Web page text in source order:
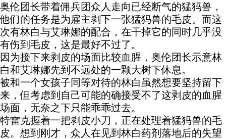
奥伦团长带着佣兵团众人走向已经断气的猛犸兽，
他们的任务是为雇主剥下一张猛犸兽的毛皮。而这
次有林白与艾琳娜的配合，在干掉它的同时几乎没
有伤到毛皮，这是最好不过了。
因为接下来剥皮的场面比较血腥，奥伦团长示意林
白和艾琳娜先到不远处的一颗大树下休息。
被和一个女孩子同等对待的林白虽然想要坚持留下
来，但考虑到自己可能的确接受不了这剥皮的血腥
场面，无奈之下只能乖乖过去。
特雷克握着一把剥皮小刀，正在处理着猛犸兽的毛
皮。想到刚才，众人在见到林白药剂落地后的失望